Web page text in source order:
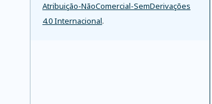
Atribuição-NãoComercial-SemDerivações
4.0 Internacional.